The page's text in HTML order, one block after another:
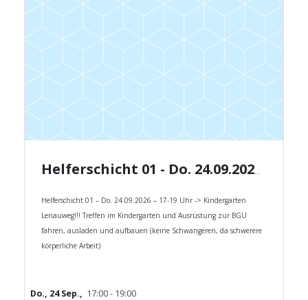
Helferschicht 01 - Do. 24.09.2026 - 17-19 Uhr -> Kindergarten Lenauweg!!!
Helferschicht 01 – Do. 24.09.2026 – 17-19 Uhr -> Kindergarten
Lenauweg!!! Treffen im Kindergarten und Ausrüstung zur BGU
fahren, ausladen und aufbauen (keine Schwangeren, da schwerere
körperliche Arbeit)
Do., 24 Sep., 17:00 - 19:00